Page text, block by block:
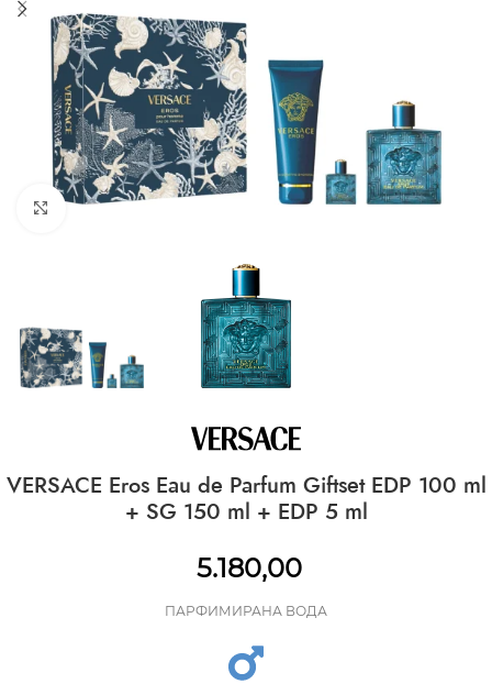
CLICK TO ENLARGE
VERSACE Eros Eau de Parfum Giftset EDP 100 ml
+ SG 150 ml + EDP 5 ml
5.180,00
ПАРФИМИРАНА ВОДА